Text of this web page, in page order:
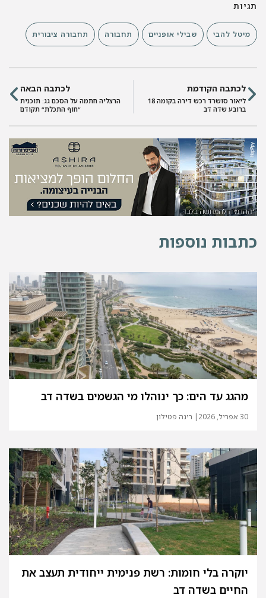
תגיות
מיטל להבי שבילי אופניים תחבורה תחבורה ציבורית
לכתבה הקודמת
ליאור סושרד רכש דירה בקומה 18
ברובע שדה דב
לכתבה הבאה
הרצליה חתמה על הסכם גג: תוכנית
״חוף התכלת״ תקודם
כתבות נוספות
מהגג עד הים: כך ינוהלו מי הגשמים בשדה דב
30 אפריל, 2026 | רינה פטילון
יוקרה בלי חומות: רשת פנימית ייחודית תעצב את
החיים בשדה דב